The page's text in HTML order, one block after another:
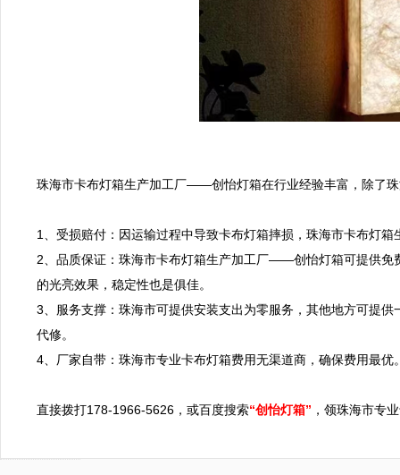
珠海市卡布灯箱生产加工厂——创怡灯箱在行业经验丰富，除了
1、受损赔付：因运输过程中导致卡布灯箱摔损，珠海市卡布灯
2、品质保证：珠海市卡布灯箱生产加工厂——创怡灯箱可提供免
的光亮效果，稳定性也是俱佳。
3、服务支撑：珠海市可提供安装支出为零服务，其他地方可提
代修。
4、厂家自带：珠海市专业卡布灯箱费用无渠道商，确保费用最优
直接拨打178-1966-5626，或百度搜索“创怡灯箱” ，领珠海市专